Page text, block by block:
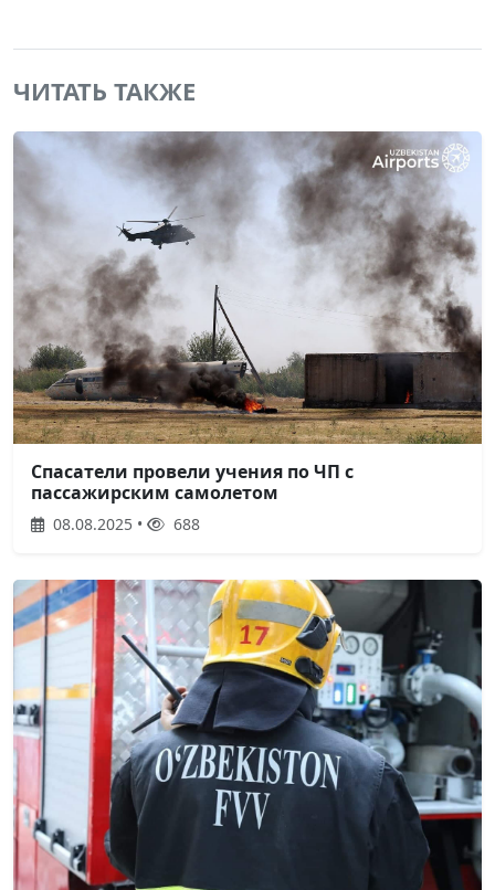
ЧИТАТЬ ТАКЖЕ
Спасатели провели учения по ЧП с
пассажирским самолетом
08.08.2025 • 688